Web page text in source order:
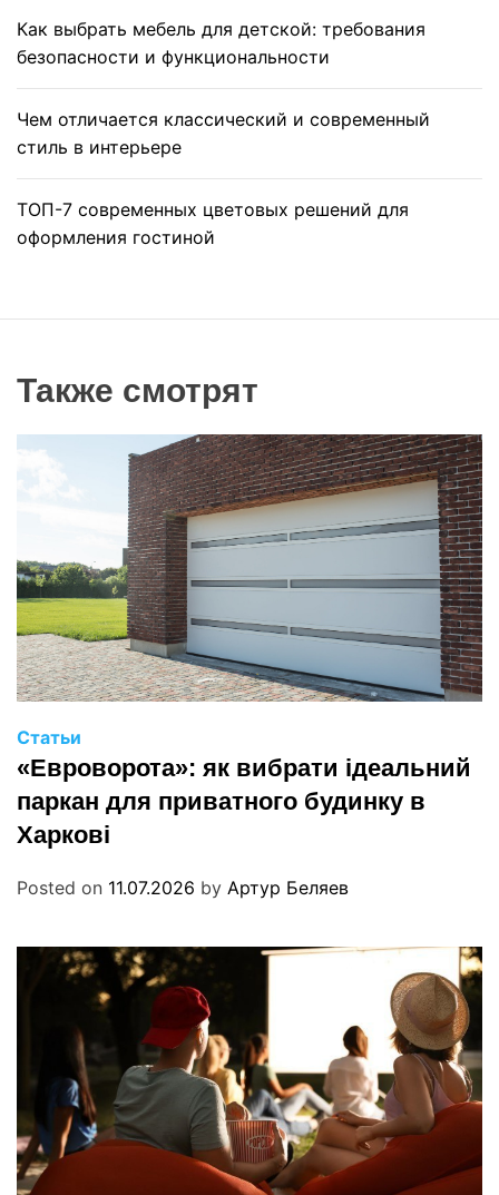
Как выбрать мебель для детской: требования
безопасности и функциональности
Чем отличается классический и современный
стиль в интерьере
ТОП-7 современных цветовых решений для
оформления гостиной
Также смотрят
Статьи
«Евроворота»: як вибрати ідеальний
паркан для приватного будинку в
Харкові
Posted on 11.07.2026 by Артур Беляев